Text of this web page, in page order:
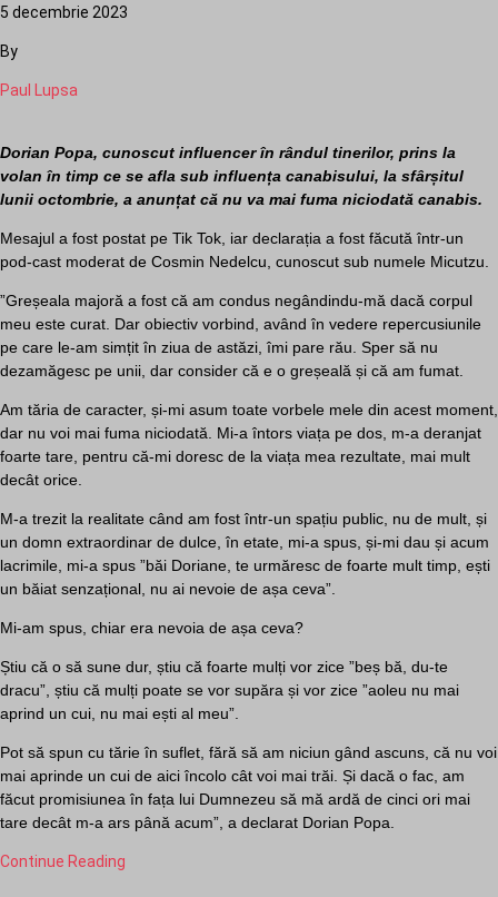
5 decembrie 2023
By
Paul Lupsa
Dorian Popa, cunoscut influencer în rândul tinerilor, prins la
volan în timp ce se afla sub influența canabisului, la sfârșitul
lunii octombrie, a anunțat că nu va mai fuma niciodată canabis.
Mesajul a fost postat pe Tik Tok, iar declarația a fost făcută într-un
pod-cast moderat de Cosmin Nedelcu, cunoscut sub numele Micutzu.
”Greșeala majoră a fost că am condus negândindu-mă dacă corpul
meu este curat. Dar obiectiv vorbind, având în vedere repercusiunile
pe care le-am simțit în ziua de astăzi, îmi pare rău. Sper să nu
dezamăgesc pe unii, dar consider că e o greșeală și că am fumat.
Am tăria de caracter, și-mi asum toate vorbele mele din acest moment,
dar nu voi mai fuma niciodată. Mi-a întors viața pe dos, m-a deranjat
foarte tare, pentru că-mi doresc de la viața mea rezultate, mai mult
decât orice.
M-a trezit la realitate când am fost într-un spațiu public, nu de mult, și
un domn extraordinar de dulce, în etate, mi-a spus, și-mi dau și acum
lacrimile, mi-a spus ”băi Doriane, te urmăresc de foarte mult timp, ești
un băiat senzațional, nu ai nevoie de așa ceva”.
Mi-am spus, chiar era nevoia de așa ceva?
Știu că o să sune dur, știu că foarte mulți vor zice ”beș bă, du-te
dracu”, știu că mulți poate se vor supăra și vor zice ”aoleu nu mai
aprind un cui, nu mai ești al meu”.
Pot să spun cu tărie în suflet, fără să am niciun gând ascuns, că nu voi
mai aprinde un cui de aici încolo cât voi mai trăi. Și dacă o fac, am
făcut promisiunea în fața lui Dumnezeu să mă ardă de cinci ori mai
tare decât m-a ars până acum”, a declarat Dorian Popa.
Continue Reading